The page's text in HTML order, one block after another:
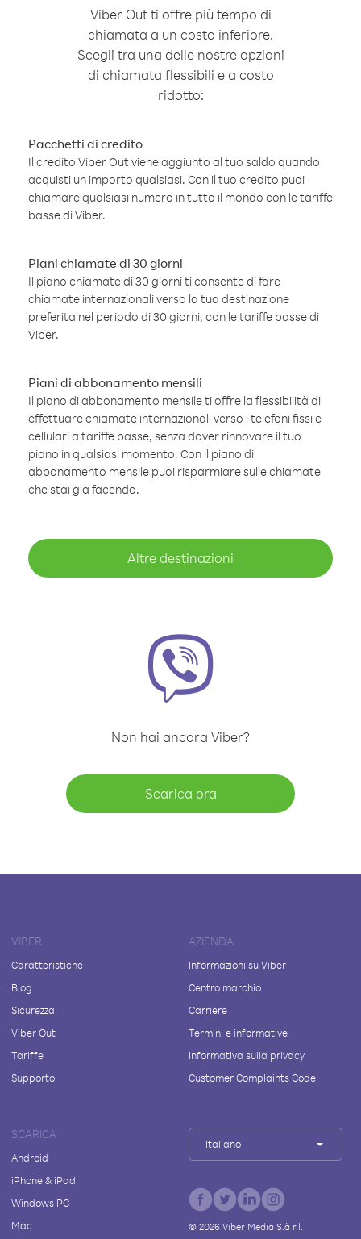
Viber Out ti offre più tempo di
chiamata a un costo inferiore.
Scegli tra una delle nostre opzioni
di chiamata flessibili e a costo
ridotto:
Pacchetti di credito
Il credito Viber Out viene aggiunto al tuo saldo quando
acquisti un importo qualsiasi. Con il tuo credito puoi
chiamare qualsiasi numero in tutto il mondo con le tariffe
basse di Viber.
Piani chiamate di 30 giorni
Il piano chiamate di 30 giorni ti consente di fare
chiamate internazionali verso la tua destinazione
preferita nel periodo di 30 giorni, con le tariffe basse di
Viber.
Piani di abbonamento mensili
Il piano di abbonamento mensile ti offre la flessibilità di
effettuare chiamate internazionali verso i telefoni fissi e
cellulari a tariffe basse, senza dover rinnovare il tuo
piano in qualsiasi momento. Con il piano di
abbonamento mensile puoi risparmiare sulle chiamate
che stai già facendo.
Altre destinazioni
Non hai ancora Viber?
Scarica ora
VIBER
Caratteristiche
Blog
Sicurezza
Viber Out
Tariffe
Supporto
AZIENDA
Informazioni su Viber
Centro marchio
Carriere
Termini e informative
Informativa sulla privacy
Customer Complaints Code
SCARICA
Android
iPhone & iPad
Windows PC
Mac
Italiano
© 2026Viber Media S.à r.l.